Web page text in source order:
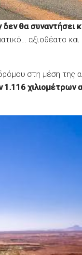
θα συναντήσει
αξιοθέατο και
στη μέση της
χιλιομέτρων